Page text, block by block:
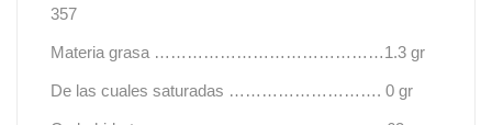
357
Materia grasa ……………………………………1.3 gr
De las cuales saturadas ………………………. 0 gr